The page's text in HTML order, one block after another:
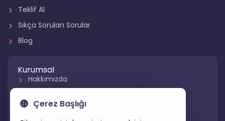
Teklif Al
Sıkça Sorulan Sorular
Blog
Kurumsal
Hakkımızda
Hizmetlerimiz
Çerez Başlığı